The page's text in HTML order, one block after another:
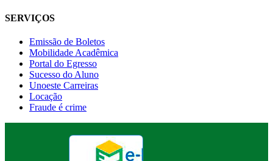
SERVIÇOS
Emissão de Boletos
Mobilidade Acadêmica
Portal do Egresso
Sucesso do Aluno
Unoeste Carreiras
Locação
Fraude é crime